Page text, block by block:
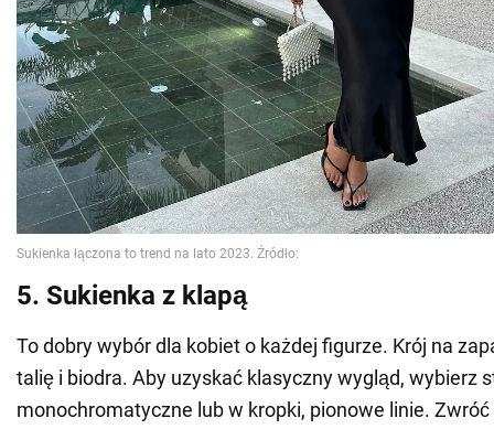
5. Sukienka z klapą
To dobry wybór dla kobiet o każdej figurze. Krój na
talię i biodra. Aby uzyskać klasyczny wygląd, wybierz
monochromatyczne lub w kropki, pionowe linie.